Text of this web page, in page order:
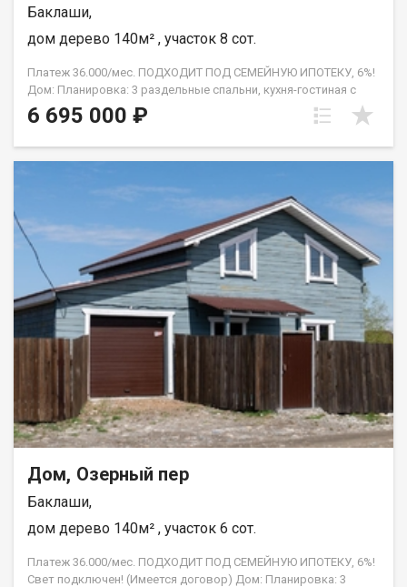
Баклаши,
дом дерево 140м² , участок 8 сот.
Платеж 36.000/мес. ПОДХОДИТ ПОД СЕМЕЙНУЮ ИПОТЕКУ, 6%!
Дом: Планировка: 3 раздельные спальни, кухня-гостиная с
панорамным окном и выходом на террасу, техническое
помещение, санузел, 2 террасы. Монолитная плита, проведён
холодное водоснабжение. Канализация - септик. Санфаянс,
Земельный участок: Ровный и солнечный участок, площадь - 8
соток. Участок огорожен забором. Отличное
местоположение. Отличные соседи. Категория земель земли
населённых пунктов. Вид разрешенного использования ИЖС.
Развитая инфраструктура, есть школа, садик, автобусы ездят
по расписанию. с.Баклаши граничит с г.Шелехов, имеет 3
выезда в г.Иркутск. Через Шелехов, через с.Смоленщина и
через объездную дорогу на Ново-Ленино. Прочее: Помощь в
оформлении ипотеки, помощь с отказными заявками, полное
юридическое сопровождение, работа с семейным
сертификатом, материнским семейным капиталом и другими
формами расчёта, гарантия безопасности. Помогаем с
первоначальным взносом! АН Гарант , на рынке
недвижимости с 2005 года. С нами ипотека выгоднее!
6 695 000 ₽
Дом, Озерный пер
Баклаши,
дом дерево 140м² , участок 6 сот.
Платеж 36.000/мес. ПОДХОДИТ ПОД СЕМЕЙНУЮ ИПОТЕКУ, 6%!
Свет подключен! (Имеется договор) Дом: Планировка: 3